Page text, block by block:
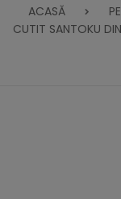
ACASĂ
CUTIT SANTOKU